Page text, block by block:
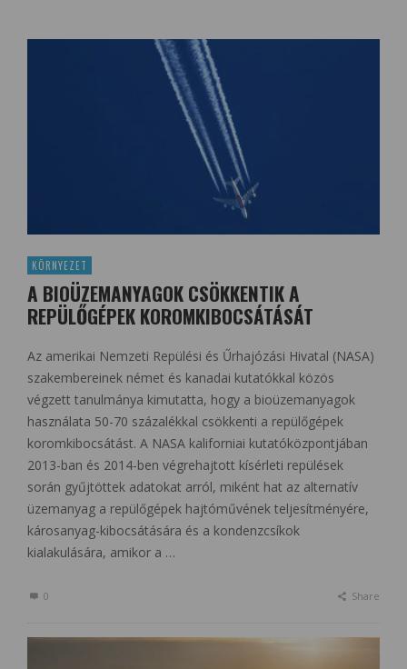
KÖRNYEZET
A BIOÜZEMANYAGOK CSÖKKENTIK A
REPÜLŐGÉPEK KOROMKIBOCSÁTÁSÁT
Az amerikai Nemzeti Repülési és Űrhajózási Hivatal (NASA)
szakembereinek német és kanadai kutatókkal közös
végzett tanulmánya kimutatta, hogy a bioüzemanyagok
használata 50-70 százalékkal csökkenti a repülőgépek
koromkibocsátást. A NASA kaliforniai kutatóközpontjában
2013-ban és 2014-ben végrehajtott kísérleti repülések
során gyűjtöttek adatokat arról, miként hat az alternatív
üzemanyag a repülőgépek hajtóművének teljesítményére,
károsanyag-kibocsátására és a kondenzcsíkok
kialakulására, amikor a …
0 Share